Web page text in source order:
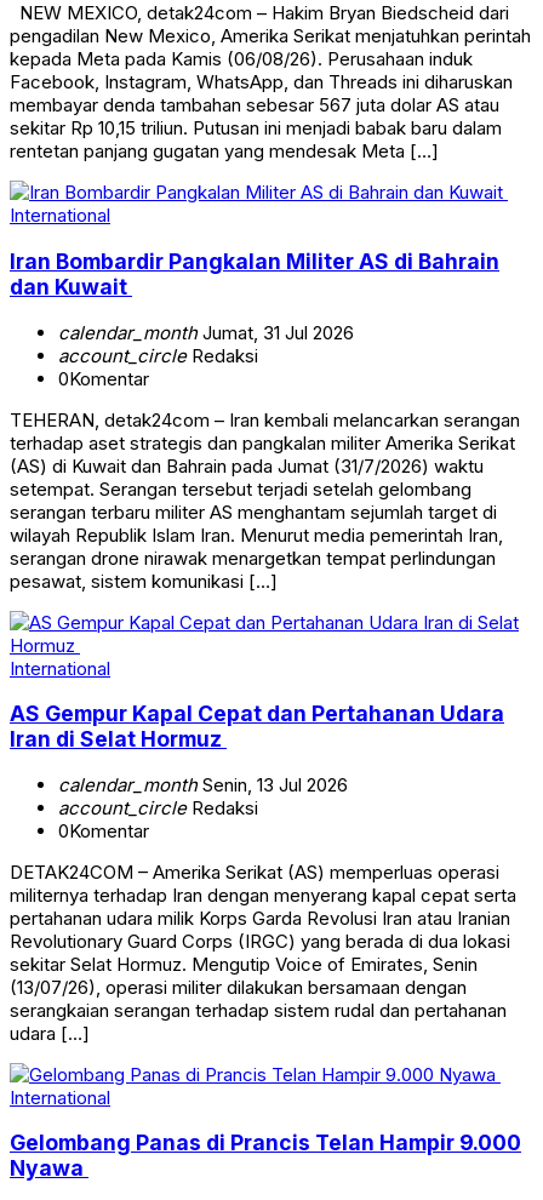
NEW MEXICO, detak24com – Hakim Bryan Biedscheid dari
pengadilan New Mexico, Amerika Serikat menjatuhkan perintah
kepada Meta pada Kamis (06/08/26). Perusahaan induk
Facebook, Instagram, WhatsApp, dan Threads ini diharuskan
membayar denda tambahan sebesar 567 juta dolar AS atau
sekitar Rp 10,15 triliun. Putusan ini menjadi babak baru dalam
rentetan panjang gugatan yang mendesak Meta […]
International
Iran Bombardir Pangkalan Militer AS di Bahrain
dan Kuwait
calendar_monthJumat, 31 Jul 2026
account_circleRedaksi
0Komentar
TEHERAN, detak24com – Iran kembali melancarkan serangan
terhadap aset strategis dan pangkalan militer Amerika Serikat
(AS) di Kuwait dan Bahrain pada Jumat (31/7/2026) waktu
setempat. Serangan tersebut terjadi setelah gelombang
serangan terbaru militer AS menghantam sejumlah target di
wilayah Republik Islam Iran. Menurut media pemerintah Iran,
serangan drone nirawak menargetkan tempat perlindungan
pesawat, sistem komunikasi […]
International
AS Gempur Kapal Cepat dan Pertahanan Udara
Iran di Selat Hormuz
calendar_monthSenin, 13 Jul 2026
account_circleRedaksi
0Komentar
DETAK24COM – Amerika Serikat (AS) memperluas operasi
militernya terhadap Iran dengan menyerang kapal cepat serta
pertahanan udara milik Korps Garda Revolusi Iran atau Iranian
Revolutionary Guard Corps (IRGC) yang berada di dua lokasi
sekitar Selat Hormuz. Mengutip Voice of Emirates, Senin
(13/07/26), operasi militer dilakukan bersamaan dengan
serangkaian serangan terhadap sistem rudal dan pertahanan
udara […]
International
Gelombang Panas di Prancis Telan Hampir 9.000
Nyawa